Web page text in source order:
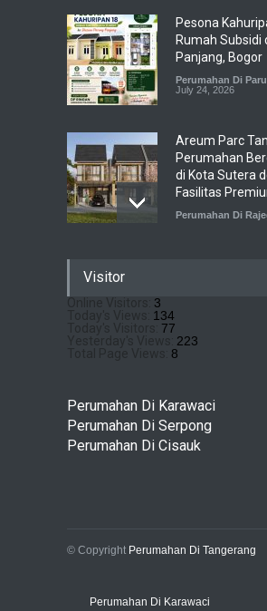
Pesona
Rumah Subsidi
Panjang, Bogor
Perumahan Di
July 24, 2026
Areum Parc
Perumahan
di Kota Sutera
Fasilitas
Perumahan Di
Pricelistnya
Perumahan di
July 3, 2026
Visitor
3
134
77
223
8
Perumahan Di Karawaci
Perumahan Di Serpong
Perumahan Di Cisauk
© Copyright Perumahan Di Tangerang
Perumahan Di Karawaci